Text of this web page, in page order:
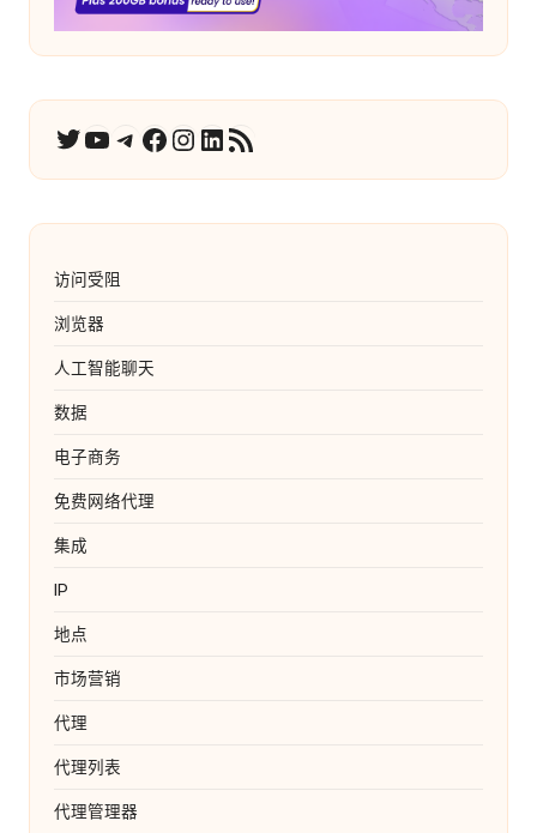
推特YouTube
电报 在 Facebook 上Instagram
LinkedIn
RSS 订阅
访问受阻
浏览器
人工智能聊天
数据
电子商务
免费网络代理
集成
IP
地点
市场营销
代理
代理列表
代理管理器